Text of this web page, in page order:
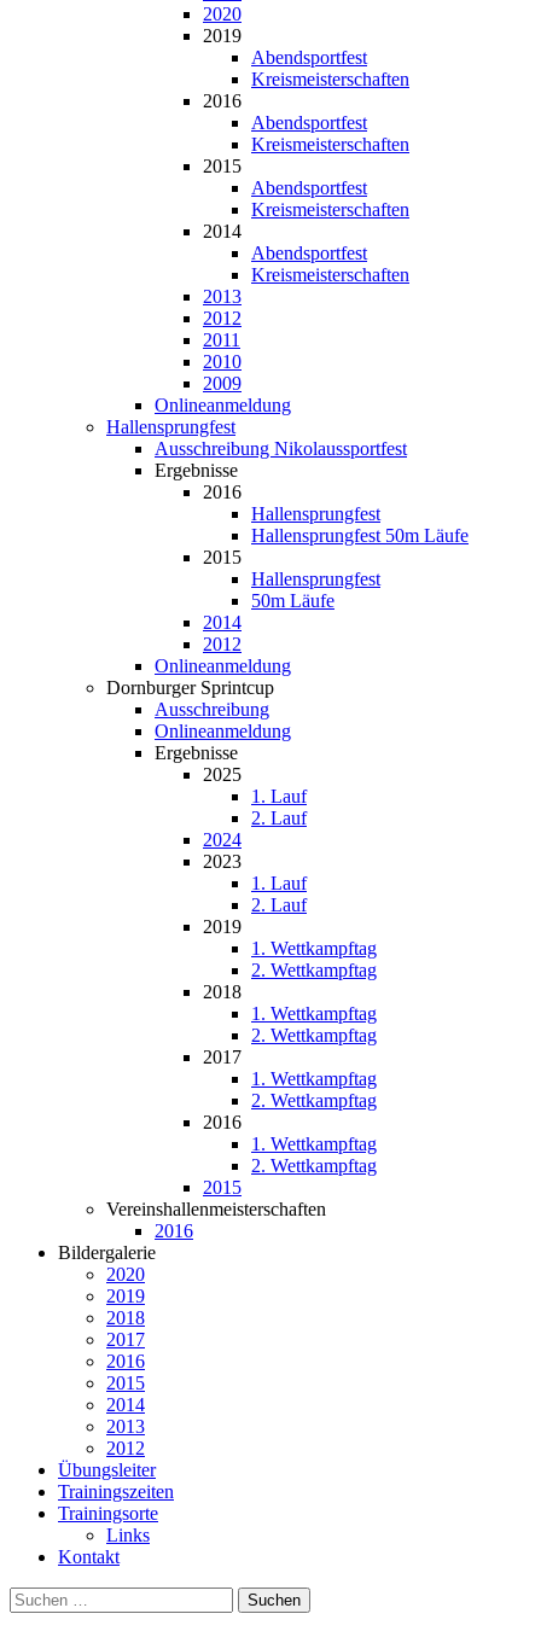
2020
2019
Abendsportfest
Kreismeisterschaften
2016
Abendsportfest
Kreismeisterschaften
2015
Abendsportfest
Kreismeisterschaften
2014
Abendsportfest
Kreismeisterschaften
2013
2012
2011
2010
2009
Onlineanmeldung
Hallensprungfest
Ausschreibung Nikolaussportfest
Ergebnisse
2016
Hallensprungfest
Hallensprungfest 50m Läufe
2015
Hallensprungfest
50m Läufe
2014
2012
Onlineanmeldung
Dornburger Sprintcup
Ausschreibung
Onlineanmeldung
Ergebnisse
2025
1. Lauf
2. Lauf
2024
2023
1. Lauf
2. Lauf
2019
1. Wettkampftag
2. Wettkampftag
2018
1. Wettkampftag
2. Wettkampftag
2017
1. Wettkampftag
2. Wettkampftag
2016
1. Wettkampftag
2. Wettkampftag
2015
Vereinshallenmeisterschaften
2016
Bildergalerie
2020
2019
2018
2017
2016
2015
2014
2013
2012
Übungsleiter
Trainingszeiten
Trainingsorte
Links
Kontakt
Suchen
nach: